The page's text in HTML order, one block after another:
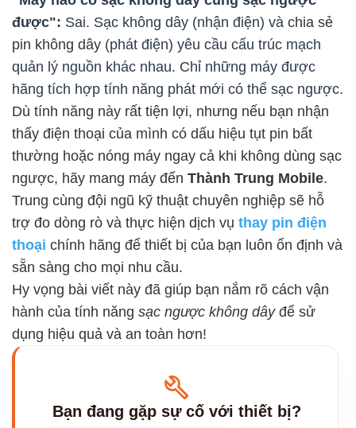
được": Sai. Sạc không dây (nhận điện) và chia sẻ
pin không dây (phát điện) yêu cầu cấu trúc mạch
quản lý nguồn khác nhau. Chỉ những máy được
hãng tích hợp tính năng phát mới có thể sạc ngược.
Dù tính năng này rất tiện lợi, nhưng nếu bạn nhận
thấy điện thoại của mình có dấu hiệu tụt pin bất
thường hoặc nóng máy ngay cả khi không dùng sạc
ngược, hãy mang máy đến Thành Trung Mobile.
Trung cùng đội ngũ kỹ thuật chuyên nghiệp sẽ hỗ
trợ đo dòng rò và thực hiện dịch vụ thay pin điện
thoại chính hãng để thiết bị của bạn luôn ổn định và
sẵn sàng cho mọi nhu cầu.
Hy vọng bài viết này đã giúp bạn nắm rõ cách vận
hành của tính năng sạc ngược không dâyđể sử
dụng hiệu quả và an toàn hơn!
Bạn đang gặp sự cố với thiết bị?